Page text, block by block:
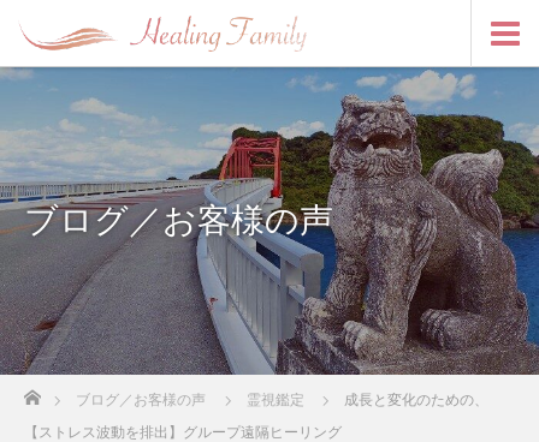
ブログ／お客様の声
ブログ／お客様の声 霊視鑑定
成長と変化のための、
【ストレス波動を排出】グループ遠隔ヒーリング